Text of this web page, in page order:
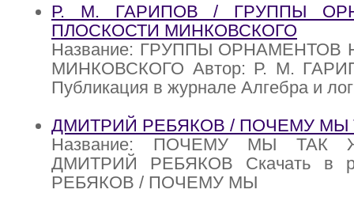
Р. М. ГАРИПОВ / ГРУППЫ
ПЛОСКОСТИ МИНКОВСКОГО
Название: ГРУППЫ ОРНАМЕНТОВ
МИНКОВСКОГО Автор: Р. М.
Публикация в журнале Алгебра и
ДМИТРИЙ РЕБЯКОВ / ПОЧЕМУ МЫ
Название: ПОЧЕМУ МЫ ТАК
ДМИТРИЙ РЕБЯКОВ Скачать в
РЕБЯКОВ / ПОЧЕМУ МЫ